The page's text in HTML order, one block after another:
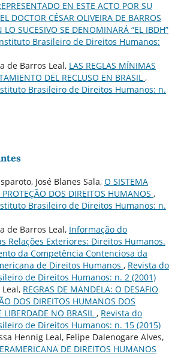
EN ESTE ACTO POR SU
DOCTOR CÉSAR OLIVEIRA DE BARROS
LO SUCESIVO SE DENOMINARÁ “EL IBDH”
Brasileiro de Direitos Humanos:
de Barros Leal, LAS REGLAS MÍNIMAS
DEL RECLUSO EN BRASIL ,
Brasileiro de Direitos Humanos: n.
José Blanes Sala, O SISTEMA
PROTEÇÃO DOS DIREITOS HUMANOS ,
Brasileiro de Direitos Humanos: n.
de Barros Leal, Informação do
Relações Exteriores: Direitos Humanos.
da Competência Contenciosa da
de Direitos Humanos , Revista do
de Direitos Humanos: n. 2 (2001)
REGRAS DE MANDELA: O DESAFIO
DOS DIREITOS HUMANOS DOS
LIBERDADE NO BRASIL , Revista do
de Direitos Humanos: n. 15 (2015)
Hennig Leal, Felipe Dalenogare Alves,
DE DIREITOS HUMANOS